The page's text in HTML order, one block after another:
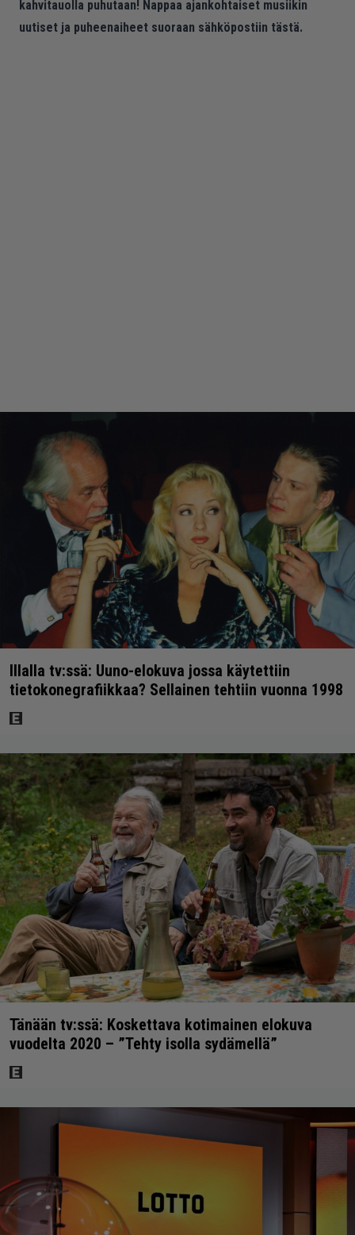
kahvitauolla puhutaan! Nappaa ajankohtaiset musiikin
uutiset ja puheenaiheet suoraan sähköpostiin tästä.
Illalla tv:ssä: Uuno-elokuva jossa käytettiin
tietokonegrafiikkaa? Sellainen tehtiin vuonna 1998
Tänään tv:ssä: Koskettava kotimainen elokuva
vuodelta 2020 – ”Tehty isolla sydämellä”